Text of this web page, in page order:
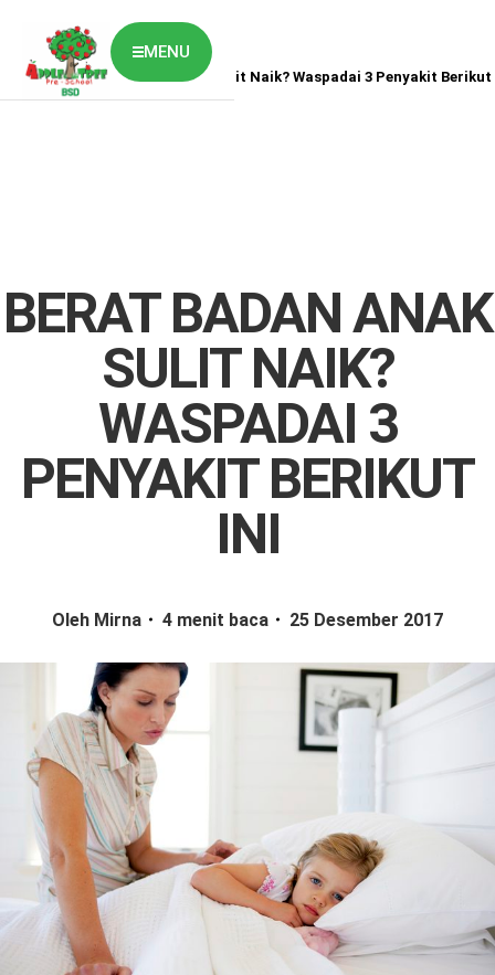
MENU
Contact Us
Job Vaccancy
Home NewsBerat Badan Anak Sulit Naik? Waspadai 3 Penyakit
BERAT BADAN ANAK
SULIT NAIK?
WASPADAI 3
PENYAKIT BERIKUT
INI
Oleh Mirna 4 menit baca 25 Desember 2017